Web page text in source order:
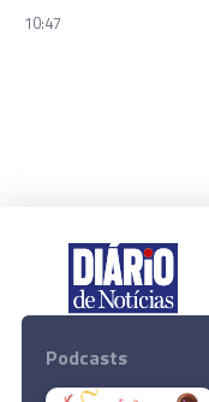
10:47
Podcasts